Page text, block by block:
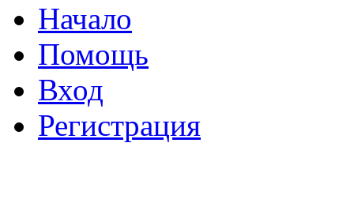
Начало
Помощь
Вход
Регистрация